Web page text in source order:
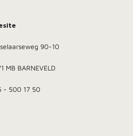
90-10
MB BARNEVELD
- 500 17 50